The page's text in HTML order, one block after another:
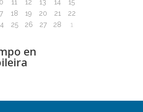
11 12 13 14
15
18 19 20 21
22
25 26 27 28 1
en